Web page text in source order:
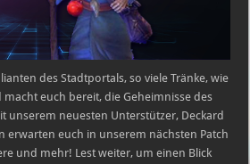
des Stadtportals, so viele Tränke, wie
euch bereit, die Geheimnisse des
unserem neuesten Unterstützer, Deckard
erwarten euch in unserem nächsten Patch
und mehr! Lest weiter, um einen Blick